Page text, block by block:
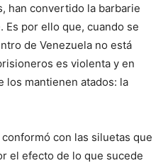
han convertido la barbarie
Es por ello que, cuando se
de Venezuela no está
es violenta y en
los mantienen atados: la
con las siluetas que
el efecto de lo que sucede